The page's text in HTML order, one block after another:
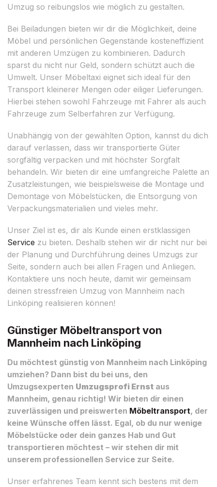
Umzug so reibungslos wie möglich zu gestalten.
Bei Beiladungen bieten wir dir die Möglichkeit, deine
Möbel und persönlichen Gegenstände kosteneffizient
mit anderen Umzügen zu kombinieren. Dadurch
sparst du nicht nur Geld, sondern schützt auch die
Umwelt. Unser Möbeltaxi eignet sich ideal für den
Transport kleinerer Mengen oder eiliger Lieferungen.
Hierbei stehen sowohl Fahrzeuge mit Fahrer als auch
Fahrzeuge zum Selberfahren zur Verfügung.
Unabhängig von der gewählten Option, kannst du dich
darauf verlassen, dass wir transportierte Güter
sorgfältig verpacken und mit höchster Sorgfalt
behandeln. Wir bieten dir eine umfangreiche Palette an
Zusatzleistungen, wie beispielsweise die Montage und
Demontage von Möbelstücken, die Entsorgung von
Verpackungsmaterialien und vieles mehr.
Unser Ziel ist es, dir als Kunde einen erstklassigen
Service zu bieten. Deshalb stehen wir dir nicht nur bei
der Planung und Durchführung deines Umzugs zur
Seite, sondern auch bei allen Fragen und Anliegen.
Kontaktiere uns noch heute, damit wir gemeinsam
deinen stressfreien Umzug von Mannheim nach
Linköping realisieren können!
Günstiger Möbeltransport von
Mannheim nach Linköping
Du möchtest günstig von Mannheim nach Linköping
umziehen? Dann bist du bei uns, den
Umzugsexperten Umzugsprofi Ernst aus
Mannheim, genau richtig! Wir bieten dir einen
zuverlässigen und preiswerten Möbeltransport, der
keine Wünsche offen lässt. Egal, ob du nur wenige
Möbelstücke oder dein ganzes Hab und Gut
transportieren möchtest – wir stehen dir mit
unserem professionellen Service zur Seite.
Unser erfahrenes Team kennt sich bestens mit dem